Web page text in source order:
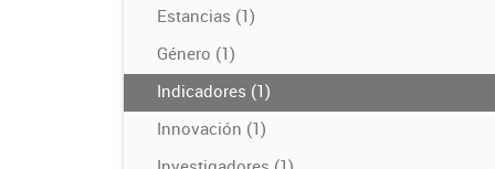
Estancias (1)
Género (1)
Indicadores (1)
Innovación (1)